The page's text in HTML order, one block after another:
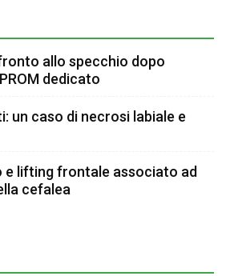
allo specchio dopo
dedicato
un caso di necrosi labiale e
e lifting frontale associato ad
cefalea